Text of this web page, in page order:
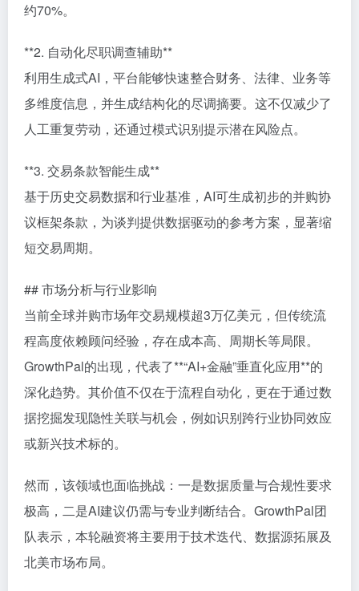
约70%。
**2. 自动化尽职调查辅助**
利用生成式AI，平台能够快速整合财务、法律、业务等
多维度信息，并生成结构化的尽调摘要。这不仅减少了
人工重复劳动，还通过模式识别提示潜在风险点。
**3. 交易条款智能生成**
基于历史交易数据和行业基准，AI可生成初步的并购协
议框架条款，为谈判提供数据驱动的参考方案，显著缩
短交易周期。
## 市场分析与行业影响
当前全球并购市场年交易规模超3万亿美元，但传统流
程高度依赖顾问经验，存在成本高、周期长等局限。
GrowthPal的出现，代表了**“AI+金融”垂直化应用**的
深化趋势。其价值不仅在于流程自动化，更在于通过数
据挖掘发现隐性关联与机会，例如识别跨行业协同效应
或新兴技术标的。
然而，该领域也面临挑战：一是数据质量与合规性要求
极高，二是AI建议仍需与专业判断结合。GrowthPal团
队表示，本轮融资将主要用于技术迭代、数据源拓展及
北美市场布局。